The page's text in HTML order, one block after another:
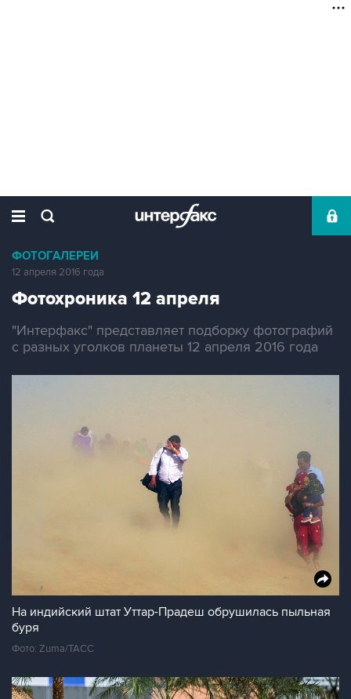
ФОТОГАЛЕРЕИ
12 апреля 2016 года
Фотохроника 12 апреля
"Интерфакс" представляет подборку фотографий
с разных уголков планеты 12 апреля 2016 года
На индийский штат Уттар-Прадеш обрушилась пыльная
буря
Фото: Zuma/ТАСС